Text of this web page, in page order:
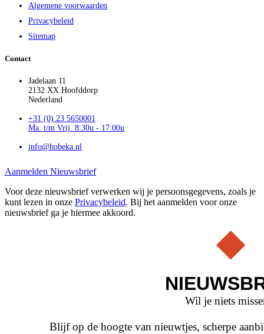
Algemene voorwaarden
Privacybeleid
Sitemap
Contact
Jadelaan 11
2132 XX Hoofddorp
Nederland
+31 (0) 23 5650001
Ma. t/m Vrij. 8:30u - 17:00u
info@hobeka.nl
Aanmelden Nieuwsbrief
Voor deze nieuwsbrief verwerken wij je persoonsgegevens, zoals je
kunt lezen in onze Privacybeleid. Bij het aanmelden voor onze
nieuwsbrief ga je hiermee akkoord.
Wil je niets
Blijf op de hoogte van nieuwtjes, scherpe